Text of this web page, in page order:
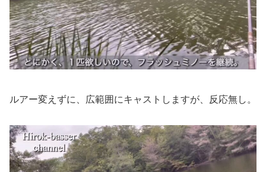
ルアー変えずに、広範囲にキャストしますが、反応無し。